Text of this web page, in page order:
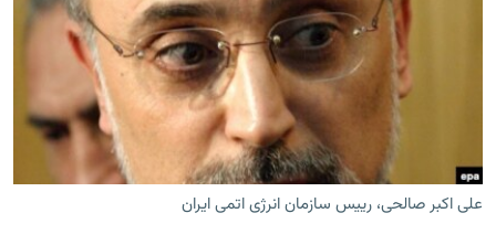
به ما بپیوندید
زبان‌های دیگر
علی اکبر صالحی، رییس سازمان انرژی اتمی ایران